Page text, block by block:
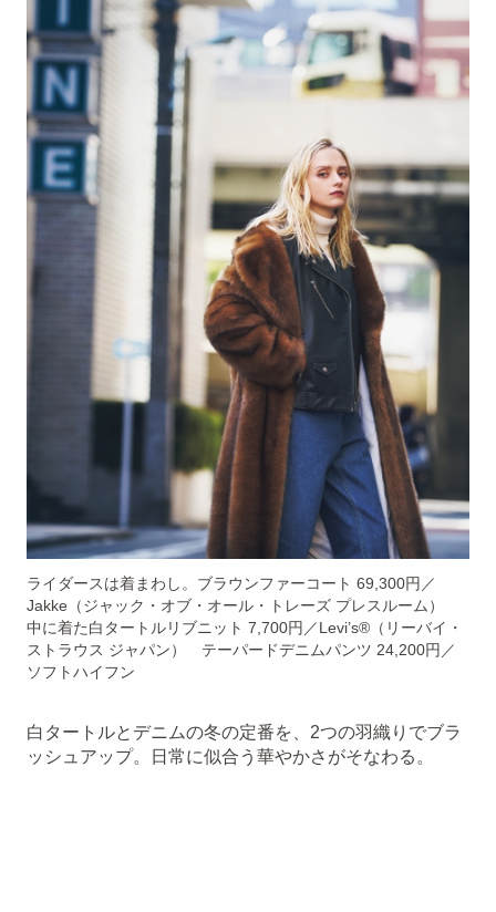
ライダースは着まわし。ブラウンファーコート 69,300円／
Jakke（ジャック・オブ・オール・トレーズ プレスルーム）
中に着た白タートルリブニット 7,700円／Levi’s®（リーバイ・
ストラウス ジャパン） テーパードデニムパンツ 24,200円／
ソフトハイフン
白タートルとデニムの冬の定番を、2つの羽織りでブラ
ッシュアップ。日常に似合う華やかさがそなわる。